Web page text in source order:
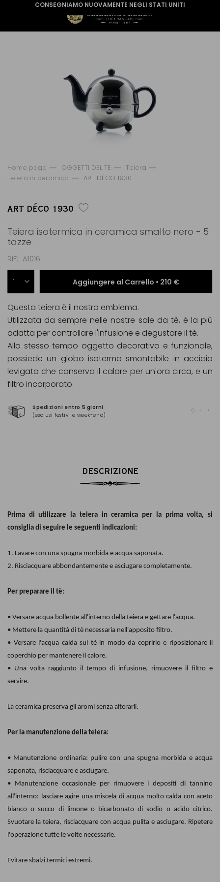
CONSEGNIAMO NUOVAMENTE NEGLI STATI UNITI
Home page OGGETTI DEL TE
Teiera
Teiera in ceramica
ART DÉCO 1930
ART DÉCO 1930
Teiera isotermica in ceramica smalto nero - 5
tazze
RIF A1016
Aggiungere al Carrello • 210 €
Spedizioni entro 5 giorni
(esclusi festivi e week-end)
Questa teiera è il nostro emblema.
Utilizzata da sempre nelle nostre sale da tè, è la più
adatta per controllare l'infusione e degustare il tè.
Allo stesso tempo oggetto decorativo e funzionale,
possiede un globo isotermo smontabile in acciaio
levigato che conserva il calore per un'ora circa, e un
filtro incorporato.
DESCRIZIONE
Prima di utilizzare la teiera in ceramica per la prima volta, si
consiglia di seguire le seguenti indicazioni:
1. Lavare con una spugna morbida e acqua saponata.
2. Risciacquare abbondantemente e asciugare completamente.
Per preparare il tè:
• Versare acqua bollente all'interno della teiera e gettare l'acqua.
• Mettere la quantità di tè necessaria nell'apposito filtro.
• Versare l'acqua calda sul tè in modo da coprirlo e riposizionare il
coperchio per mantenere il calore.
• Una volta raggiunto il tempo di infusione, rimuovere il filtro e
servire.
La ceramica preserva gli aromi senza alterarli.
Per la manutenzione della teiera:
• Manutenzione ordinaria: pulire con una spugna morbida e acqua
saponata, risciacquare e asciugare.
• Manutenzione occasionale per rimuovere i depositi di tannino
all'interno: lasciare agire una miscela di acqua molto calda con aceto
bianco o succo di limone o bicarbonato di sodio o acido citrico.
Svuotare la teiera, risciacquare con acqua pulita e asciugare. Ripetere
l'operazione tutte le volte necessarie.
Evitare sbalzi termici estremi.